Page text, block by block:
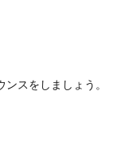
スをしましょう。